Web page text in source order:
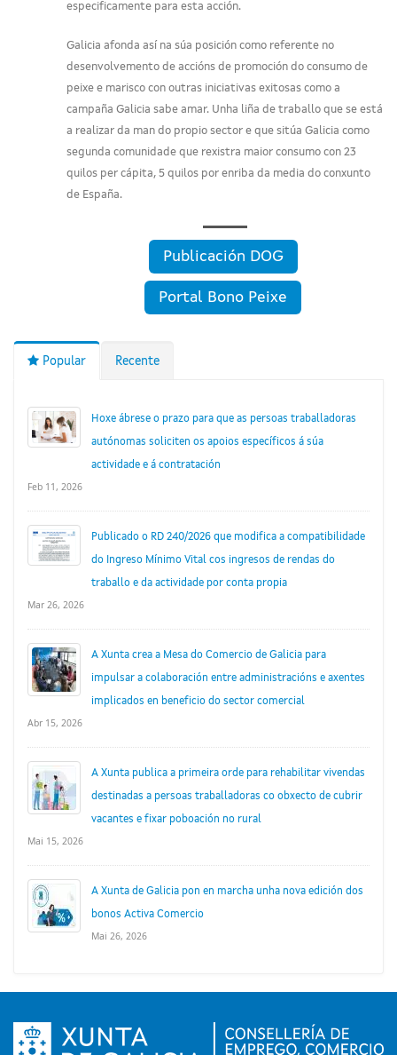
especificamente para esta acción.
Galicia afonda así na súa posición como referente no
desenvolvemento de accións de promoción do consumo de
peixe e marisco con outras iniciativas exitosas como a
campaña Galicia sabe amar. Unha liña de traballo que se está
a realizar da man do propio sector e que sitúa Galicia como
segunda comunidade que rexistra maior consumo con 23
quilos per cápita, 5 quilos por enriba da media do conxunto
de España.
Publicación DOG
Portal Bono Peixe
Popular Recente
Hoxe ábrese o prazo para que as persoas traballadoras
autónomas soliciten os apoios específicos á súa
actividade e á contratación
Feb 11, 2026
Publicado o RD 240/2026 que modifica a compatibilidade
do Ingreso Mínimo Vital cos ingresos de rendas do
traballo e da actividade por conta propia
Mar 26, 2026
A Xunta crea a Mesa do Comercio de Galicia para
impulsar a colaboración entre administracións e axentes
implicados en beneficio do sector comercial
Abr 15, 2026
A Xunta publica a primeira orde para rehabilitar vivendas
destinadas a persoas traballadoras co obxecto de cubrir
vacantes e fixar poboación no rural
Mai 15, 2026
A Xunta de Galicia pon en marcha unha nova edición dos
bonos Activa Comercio
Mai 26, 2026